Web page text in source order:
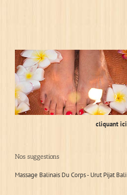
cliquant ici
Nos suggestions
Massage Balinais Du Corps - Urut Pijat Bali